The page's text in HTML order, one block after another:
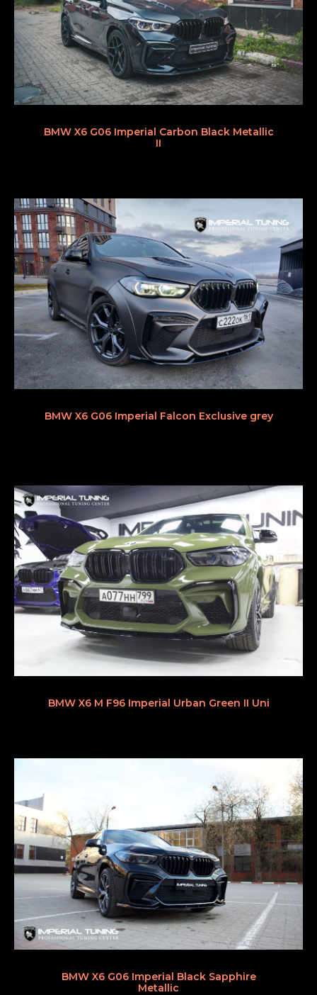
BMW X6 G06 Imperial Carbon Black Metallic
II
BMW X6 G06 Imperial Falcon Exclusive grey
BMW X6 M F96 Imperial Urban Green II Uni
BMW X6 G06 Imperial Black Sapphire
Metallic
Эксклюзивный обвес для
твоего Bmw X5